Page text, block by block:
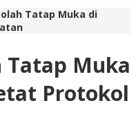
Tatap Muka di
Tatap Muka
Protokol